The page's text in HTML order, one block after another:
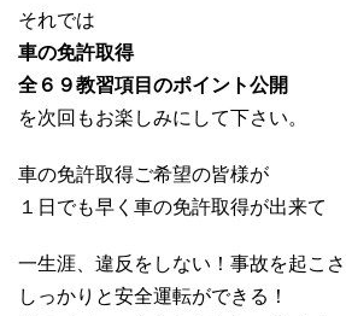
それでは
車の免許取得
全６９教習項目のポイント公開
を次回もお楽しみにして下さい。
車の免許取得ご希望の皆様が
１日でも早く車の免許取得が出来て
一生涯、違反をしない！事故を起こさ
しっかりと安全運転ができる！